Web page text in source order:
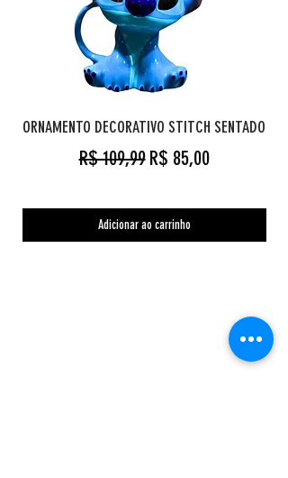
ORNAMENTO DECORATIVO STITCH SENTADO
Preço normal
R$ 109,99 Preço promocional
R$ 85,00
Adicionar ao carrinho